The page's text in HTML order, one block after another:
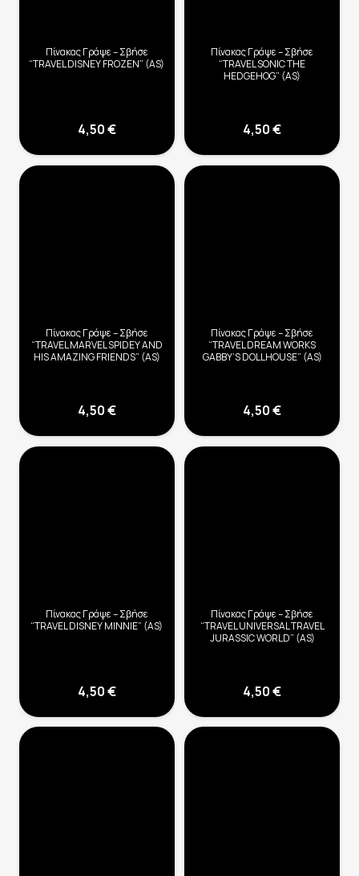
Πίνακας Γράψε – Σβήσε
“TRAVEL DISNEY FROZEN” (AS)
4,50€
Πίνακας Γράψε – Σβήσε
“TRAVEL SONIC THE
HEDGEHOG” (AS)
4,50€
Πίνακας Γράψε – Σβήσε
“TRAVEL MARVEL SPIDEY AND
HIS AMAZING FRIENDS” (AS)
4,50€
Πίνακας Γράψε – Σβήσε
“TRAVEL DREAM WORKS
GABBY’S DOLLHOUSE” (AS)
4,50€
Πίνακας Γράψε – Σβήσε
“TRAVEL DISNEY MINNIE” (AS)
4,50€
Πίνακας Γράψε – Σβήσε
“TRAVEL UNIVERSAL TRAVEL
JURASSIC WORLD” (AS)
4,50€